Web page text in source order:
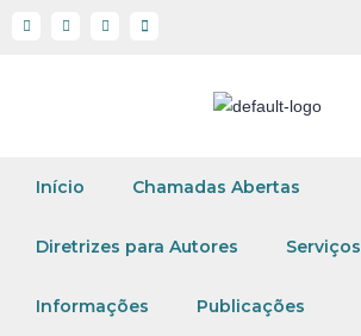
Início Chamadas Abertas
Diretrizes para Autores Serviços
Informações Publicações